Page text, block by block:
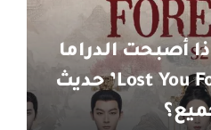
أصبحت الدراما
الصينية ‘Lost You Forever’ حديث